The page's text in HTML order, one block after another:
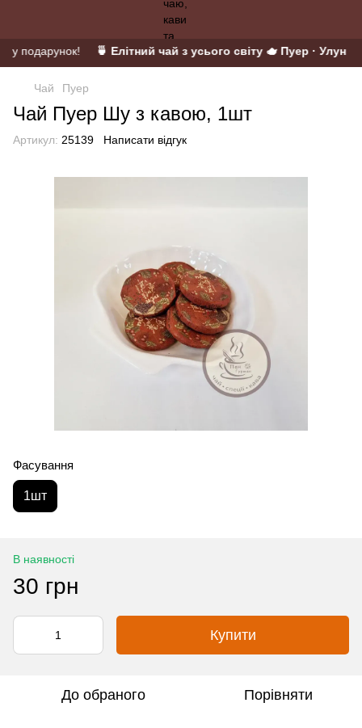
у подарунок! 🍵 Елітний чай з усього світу 🫖 Пуер · Улун ·
Чай Пуер
Чай Пуер Шу з кавою, 1шт
Артикул: 25139 Написати відгук
Фасування
1шт
В наявності
30 грн
Купити
До обраного Порівняти